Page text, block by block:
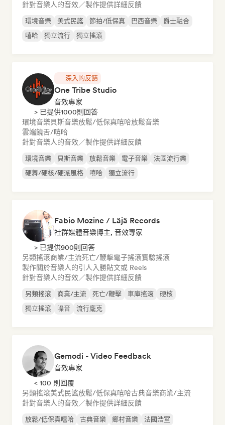
針對音樂人的音效／製作提供詳細反饋
環境音樂 美式民謠 節拍/低保真 巴西音樂
爵士融合
嘻哈
獨立流行 獨立搖滾
深入的反饋
One Tribe Studio
音效專家
> 已提供1000則回答
環境音樂貝斯音樂放鬆/低保真嘻哈放鬆音樂
雲端饒舌/嘻哈
針對音樂人的音效／製作提供詳細反饋
環境音樂 貝斯音樂 放鬆音樂 電子音樂
法國流行樂
硬舞/硬核/硬派風格
嘻哈 獨立流行
Fabio Mozine / Läjä Records
社群媒體音樂博主, 音效專家
> 已提供900則回答
另類搖滾商業/主流死亡/鞭擊電子搖滾實驗搖滾
製作關於音樂人的引人入勝貼文或 Reels
針對音樂人的音效／製作提供詳細反饋
另類搖滾 商業/主流 死亡/鞭擊 車庫搖滾
硬核
獨立搖滾
噪音 流行龐克
Gemodi - Video Feedback
音效專家
< 100 則回覆
另類搖滾美式民謠放鬆/低保真嘻哈古典音樂商業/主流
針對音樂人的音效／製作提供詳細反饋
放鬆/低保真嘻哈 古典音樂 鄉村音樂 法國浩室